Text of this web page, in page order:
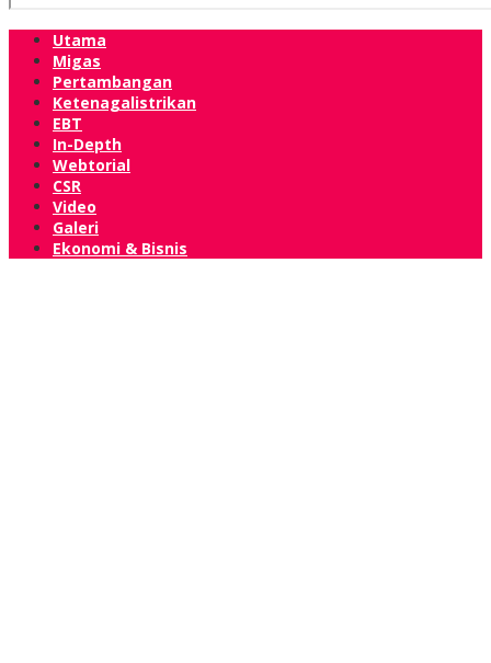
Utama
Migas
Pertambangan
Ketenagalistrikan
EBT
In-Depth
Webtorial
CSR
Video
Galeri
Ekonomi & Bisnis